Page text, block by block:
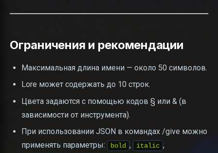
Ограничения и рекомендации
Максимальная длина имени — около 50 символов.
Lore может содержать до 10 строк.
Цвета задаются с помощью кодов § или & (в
зависимости от инструмента).
При использовании JSON в командах /give можно
применять параметры:
bold , italic ,